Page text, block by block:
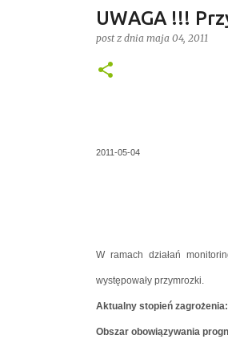
UWAGA !!!
post z dnia maja 04, 2011
2011-05-04
W ramach działań
występowały przymrozki.
Aktualny stopień zagrożenia:
Obszar obowiązywania